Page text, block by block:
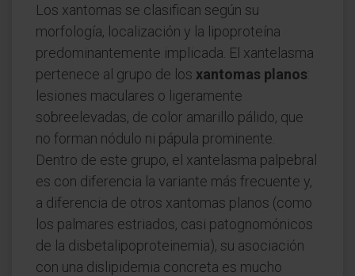
Los xantomas se clasifican según su
morfología, localización y la lipoproteína
predominantemente implicada. El xantelasma
pertenece al grupo de los xantomas planos:
lesiones maculares o ligeramente
sobreelevadas, de color amarillo pálido, que
no forman nódulo ni pápula prominente.
Dentro de este grupo, el xantelasma palpebral
es con diferencia la variante más frecuente y,
a diferencia de otros xantomas planos (como
los palmares estriados, casi patognomónicos
de la disbetalipoproteinemia), su asociación
con una dislipidemia concreta es mucho